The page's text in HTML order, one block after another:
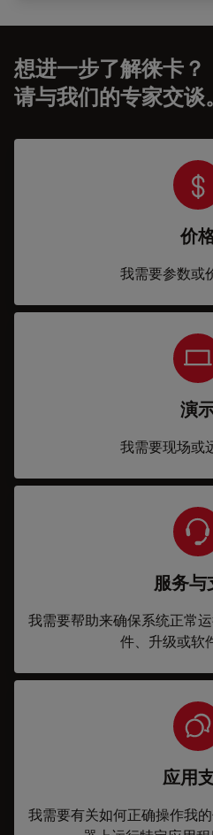
想进一步了解徕卡？
请与我们的专家交谈。
价
我需要参数或
演
我需要现场或
服务与
我需要帮助来确保系统正常
件、升级或软
应用
我需要有关如何正确操作我